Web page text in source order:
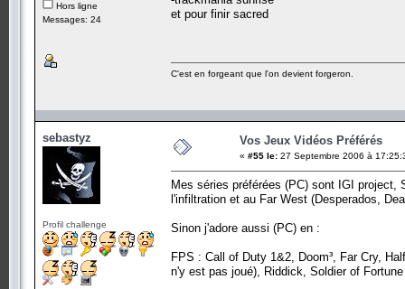
Hors ligne
Messages: 24
et pour finir sacred
C'est en forgeant que l'on devient forgeron.
sebastyz
Profil challenge
Vos Jeux Vidéos Préférés
« #55 le: 27 Septembre 2006 à
Mes séries préférées (PC) sont IGI
l'infiltration et au Far West (Desperados,
Sinon j'adore aussi (PC) en :
FPS : Call of Duty 1&2, Doom³, Far Cry,
n'y est pas joué), Riddick, Soldier of